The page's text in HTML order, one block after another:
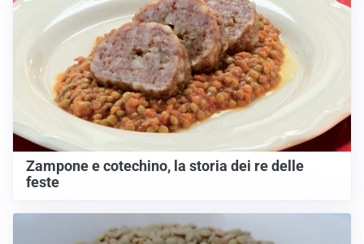
Zampone e cotechino, la storia dei re delle
feste